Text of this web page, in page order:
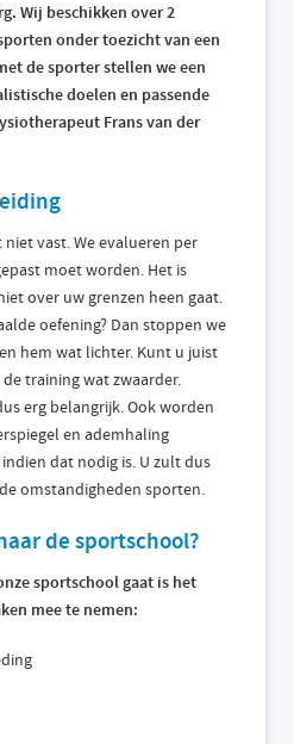
Wij beschikken over 2
onder toezicht van een
de sporter stellen we een
doelen en passende
Frans van der
vast. We evalueren per
moet worden. Het is
over uw grenzen heen gaat.
oefening? Dan stoppen we
hem wat lichter. Kunt u juist
training wat zwaarder.
erg belangrijk. Ook worden
en ademhaling
dat nodig is. U zult dus
omstandigheden sporten.
de sportschool?
sportschool gaat is het
mee te nemen: